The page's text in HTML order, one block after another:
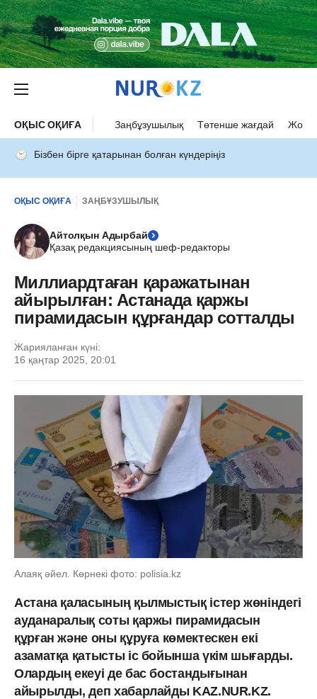
ОҚЫС ОҚИҒА Заңбұзушылық Төтенше жағдай Жол
Бізбен бірге қатарынан болған күндеріңіз
ОҚЫС ОҚИҒА ЗАҢБҰЗУШЫЛЫҚ
Айтолқын Адырбай
Қазақ редакциясының шеф-редакторы
Миллиардтаған қаражатынан
айырылған: Астанада қаржы
пирамидасын құрғандар сотталды
Жарияланған күні:
16 қаңтар 2025, 20:01
Алаяқ әйел. Көрнекі фото: polisia.kz
Астана қаласының қылмыстық істер жөніндегі
ауданаралық соты қаржы пирамидасын
құрған және оны құруға көмектескен екі
азаматқа қатысты іс бойынша үкім шығарды.
Олардың екеуі де бас бостандығынан
айырылды, деп хабарлайды KAZ.NUR.KZ.